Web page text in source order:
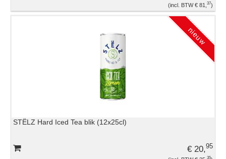
€ 81, 37
STËLZ Hard Iced Tea blik (12x25cl)
€ 20,95
35